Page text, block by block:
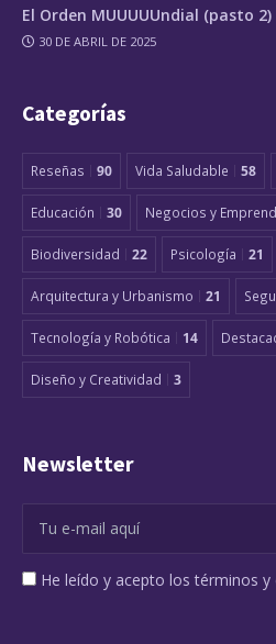
El Orden MUUUUUndial (pasto 2)
30 DE ABRIL DE 2025
Categorías
Reseñas 90 Vida Saludable 58
Educación 30 Negocios y
Biodiversidad 22 Psicología 21
Arquitectura y Urbanismo 21
Tecnología y Robótica 14
Diseño y Creatividad 3
Newsletter
He leído y acepto los términos y